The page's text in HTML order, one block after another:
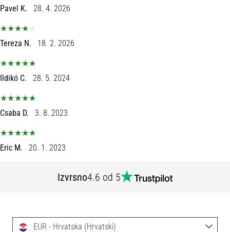
tisak
obradu
sportske
1. 7. 2025
1 min. čitanja
Play
for
More
EURO
2025
Pavel K. 28. 4. 2026
Tereza N. 18. 2. 2026
Ildikó C. 28. 5. 2024
Csaba D. 3. 8. 2023
Eric M. 20. 1. 2023
Izvrsno4.6 od 5
EUR - Hrvatska (Hrvatski)